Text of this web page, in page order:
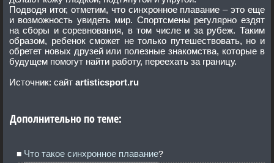
Подводя итог, отметим, что синхронное плавание – это еще
и возможность увидеть мир. Спортсмены регулярно ездят
на сборы и соревнования, в том числе и за рубеж. Таким
образом, ребенок сможет не только путешествовать, но и
обретет новых друзей или полезные знакомства, которые в
будущем помогут найти работу, переехать за границу.
Источник: сайт artisticsport.ru
Дополнительно по теме:
Что такое синхронное плавание?